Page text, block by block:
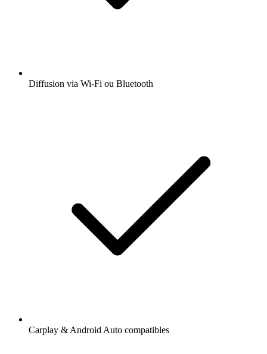
Diffusion via Wi-Fi ou Bluetooth
Carplay & Android Auto compatibles